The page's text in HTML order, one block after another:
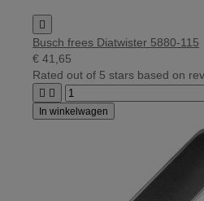

Busch frees Diatwister 5880-115
€ 41,65
Rated out of 5 stars based on
 
In winkelwagen